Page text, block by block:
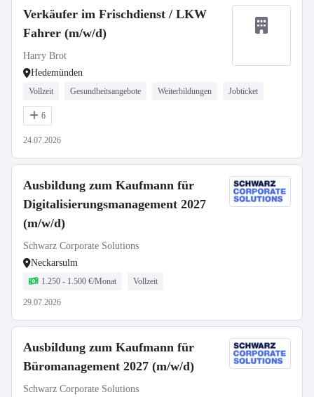
Verkäufer im Frischdienst / LKW
Fahrer (m/w/d)
Harry Brot
Hedemünden
Vollzeit Gesundheitsangebote Weiterbildungen Jobticket
6
24.07.2026
Ausbildung zum Kaufmann für
Digitalisierungsmanagement 2027
(m/w/d)
Schwarz Corporate Solutions
Neckarsulm
1.250 - 1.500 €/Monat Vollzeit
29.07.2026
Ausbildung zum Kaufmann für
Büromanagement 2027 (m/w/d)
Schwarz Corporate Solutions